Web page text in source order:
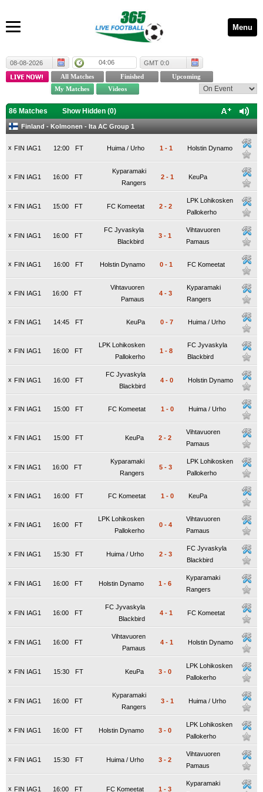
Menu
08-08-2026 04:06 GMT 0:0
86 Matches Show Hidden (0)
Finland - Kolmonen - Ita AC Group 1
x FIN IAG1 FT
12:00 Huima / Urho 1 - 1 Holstin Dynamo
x FIN IAG1 FT
16:00
Kyparamaki
Rangers
2 - 1 KeuPa
x FIN IAG1 FT
15:00 FC Komeetat 2 - 2
LPK Lohikosken
Pallokerho
x FIN IAG1 FT
16:00
FC Jyvaskyla
Blackbird
3 - 1
Vihtavuoren
Pamaus
x FIN IAG1 FT
16:00 Holstin Dynamo 0 - 1 FC Komeetat
x FIN IAG1 FT
16:00
Vihtavuoren
Pamaus
4 - 3
Kyparamaki
Rangers
x FIN IAG1 FT
14:45 KeuPa 0 - 7 Huima / Urho
x FIN IAG1 FT
16:00
LPK Lohikosken
Pallokerho
1 - 8
FC Jyvaskyla
Blackbird
x FIN IAG1 FT
16:00
FC Jyvaskyla
Blackbird
4 - 0 Holstin Dynamo
x FIN IAG1 FT
15:00 FC Komeetat 1 - 0 Huima / Urho
x FIN IAG1 FT
15:00 KeuPa 2 - 2
Vihtavuoren
Pamaus
x FIN IAG1 FT
16:00
Kyparamaki
Rangers
5 - 3
LPK Lohikosken
Pallokerho
x FIN IAG1 FT
16:00 FC Komeetat 1 - 0 KeuPa
x FIN IAG1 FT
16:00
LPK Lohikosken
Pallokerho
0 - 4
Vihtavuoren
Pamaus
x FIN IAG1 FT
15:30 Huima / Urho 2 - 3
FC Jyvaskyla
Blackbird
x FIN IAG1 FT
16:00 Holstin Dynamo 1 - 6
Kyparamaki
Rangers
x FIN IAG1 FT
16:00
FC Jyvaskyla
Blackbird
4 - 1 FC Komeetat
x FIN IAG1 FT
16:00
Vihtavuoren
Pamaus
4 - 1 Holstin Dynamo
x FIN IAG1 FT
15:30 KeuPa 3 - 0
LPK Lohikosken
Pallokerho
x FIN IAG1 FT
16:00
Kyparamaki
Rangers
3 - 1 Huima / Urho
x FIN IAG1 FT
16:00 Holstin Dynamo 3 - 0
LPK Lohikosken
Pallokerho
x FIN IAG1 FT
15:30 Huima / Urho 3 - 2
Vihtavuoren
Pamaus
x FIN IAG1 FT
16:00 FC Komeetat 1 - 3
Kyparamaki